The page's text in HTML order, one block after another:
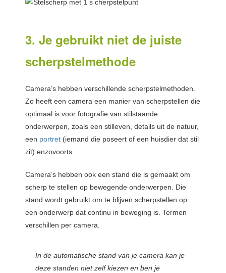
3. Je gebruikt niet de juiste
scherpstelmethode
Camera’s hebben verschillende scherpstelmethoden.
Zo heeft een camera een manier van scherpstellen die
optimaal is voor fotografie van stilstaande
onderwerpen, zoals een stilleven, details uit de natuur,
een portret (iemand die poseert of een huisdier dat stil
zit) enzovoorts.
Camera’s hebben ook een stand die is gemaakt om
scherp te stellen op bewegende onderwerpen. Die
stand wordt gebruikt om te blijven scherpstellen op
een onderwerp dat continu in beweging is. Termen
verschillen per camera.
In de automatische stand van je camera kan je
deze standen niet zelf kiezen en ben je